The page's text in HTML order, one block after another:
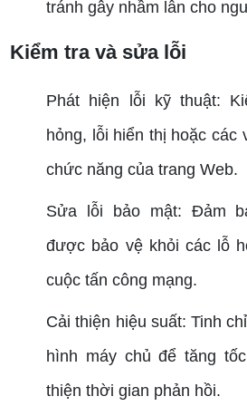
tránh gây nhầm lẫn cho
Kiểm tra và sửa lỗi
Phát hiện lỗi kỹ thuật:
hỏng, lỗi hiển thị hoặc các
chức năng của trang Web.
Sửa lỗi bảo mật: Đảm
được bảo vệ khỏi các lỗ
cuộc tấn công mạng.
Cải thiện hiệu suất: Tinh
hình máy chủ để tăng
thiện thời gian phản hồi.